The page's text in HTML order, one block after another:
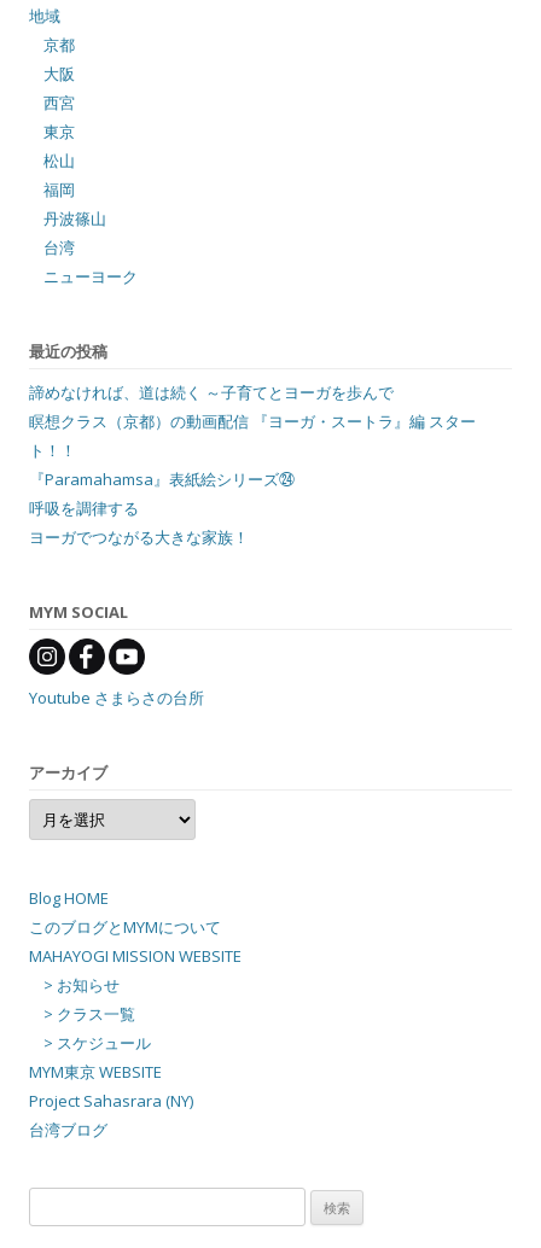
地域
京都
大阪
西宮
東京
松山
福岡
丹波篠山
台湾
ニューヨーク
最近の投稿
諦めなければ、道は続く ～子育てとヨーガを歩んで
瞑想クラス（京都）の動画配信 『ヨーガ・スートラ』編 スター
ト！！
『Paramahamsa』表紙絵シリーズ㉔
呼吸を調律する
ヨーガでつながる大きな家族！
MYM SOCIAL
Youtube さまらさの台所
アーカイブ
ア
ー
カ
Blog HOME
このブログとMYMについて
MAHAYOGI MISSION WEBSITE
> お知らせ
> クラス一覧
> スケジュール
MYM東京 WEBSITE
Project Sahasrara (NY)
台湾ブログ
索: